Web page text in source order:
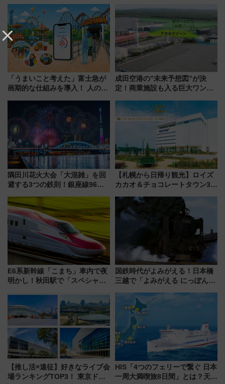
「うまいこと考えた」富士急が
画期的な仕組みを導入！ 人のか
成田空港の”未来予想図”が決
定！商業施設も入る巨大ワンタ
で新型特急が品川･羽田とを結
ぶ！ JR空港駅は2面3線化！
隅田川花火大会「大混雑」を回
避する3つの鉄則！銀座線96本
ツリー駅の規制まとめ 7/25開催
（2026年）
【札幌から日帰り観光】ロイズ
カカオ＆チョコレートタウン3周
詰め放題を開催、ロイズタウン
駅からのアクセスも
E6系新幹線「こまち」車内で夜
明かし！秋田駅で「スペシャル
国鉄時代がよみがえる！日本橋
三越で「よみがえる にっぽんの
敬の名作写真も、駅弁フェスも
同時開催！
【推し活×遠征】好きなライブ会
場ランキングTOP3！ 東京ドー
HIS「4つのフェリーで繋ぐ 日本
一周大満喫旅8日間」とは？天橋